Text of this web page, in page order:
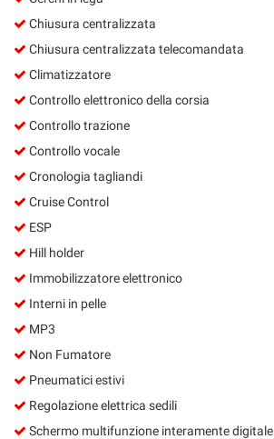
Chiusura centralizzata
Chiusura centralizzata telecomandata
Climatizzatore
Controllo elettronico della corsia
Controllo trazione
Controllo vocale
Cronologia tagliandi
Cruise Control
ESP
Hill holder
Immobilizzatore elettronico
Interni in pelle
MP3
Non Fumatore
Pneumatici estivi
Regolazione elettrica sedili
Schermo multifunzione interamente digitale